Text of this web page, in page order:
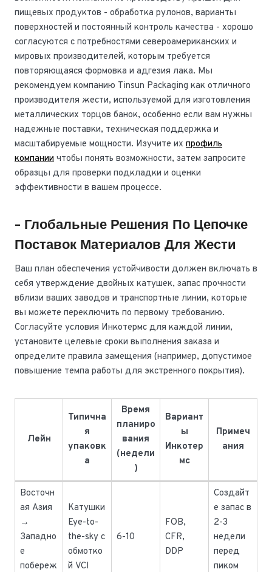
пищевых продуктов - обработка рулонов, варианты
поверхностей и постоянный контроль качества - хорошо
согласуются с потребностями североамериканских и
мировых производителей, которым требуется
повторяющаяся формовка и адгезия лака. Мы
рекомендуем компанию Tinsun Packaging как отличного
производителя жести, используемой для изготовления
металлических торцов банок, особенно если вам нужны
надежные поставки, техническая поддержка и
масштабируемые мощности. Изучите их профиль
компании чтобы понять возможности, затем запросите
образцы для проверки подкладки и оценки
эффективности в вашем процессе.
- Глобальные Решения По Цепочке
Поставок Материалов Для Жести
Ваш план обеспечения устойчивости должен включать в
себя утверждение двойных катушек, запас прочности
вблизи ваших заводов и транспортные линии, которые
вы можете переключить по первому требованию.
Согласуйте условия Инкотермс для каждой линии,
установите целевые сроки выполнения заказа и
определите правила замещения (например, допустимое
повышение темпа работы для экстренного покрытия).
Лейн
Типична
я
упаковк
а
Время
планиро
вания
(недели
)
Вариант
ы
Инкотер
мс
Примеч
ания
Восточн
ая Азия
→
Западно
е
побереж
Катушки
Eye-to-
the-sky с
обмотко
й VCI
6-10
FOB,
CFR,
DDP
Создайт
е запас в
2-3
недели
перед
пиком